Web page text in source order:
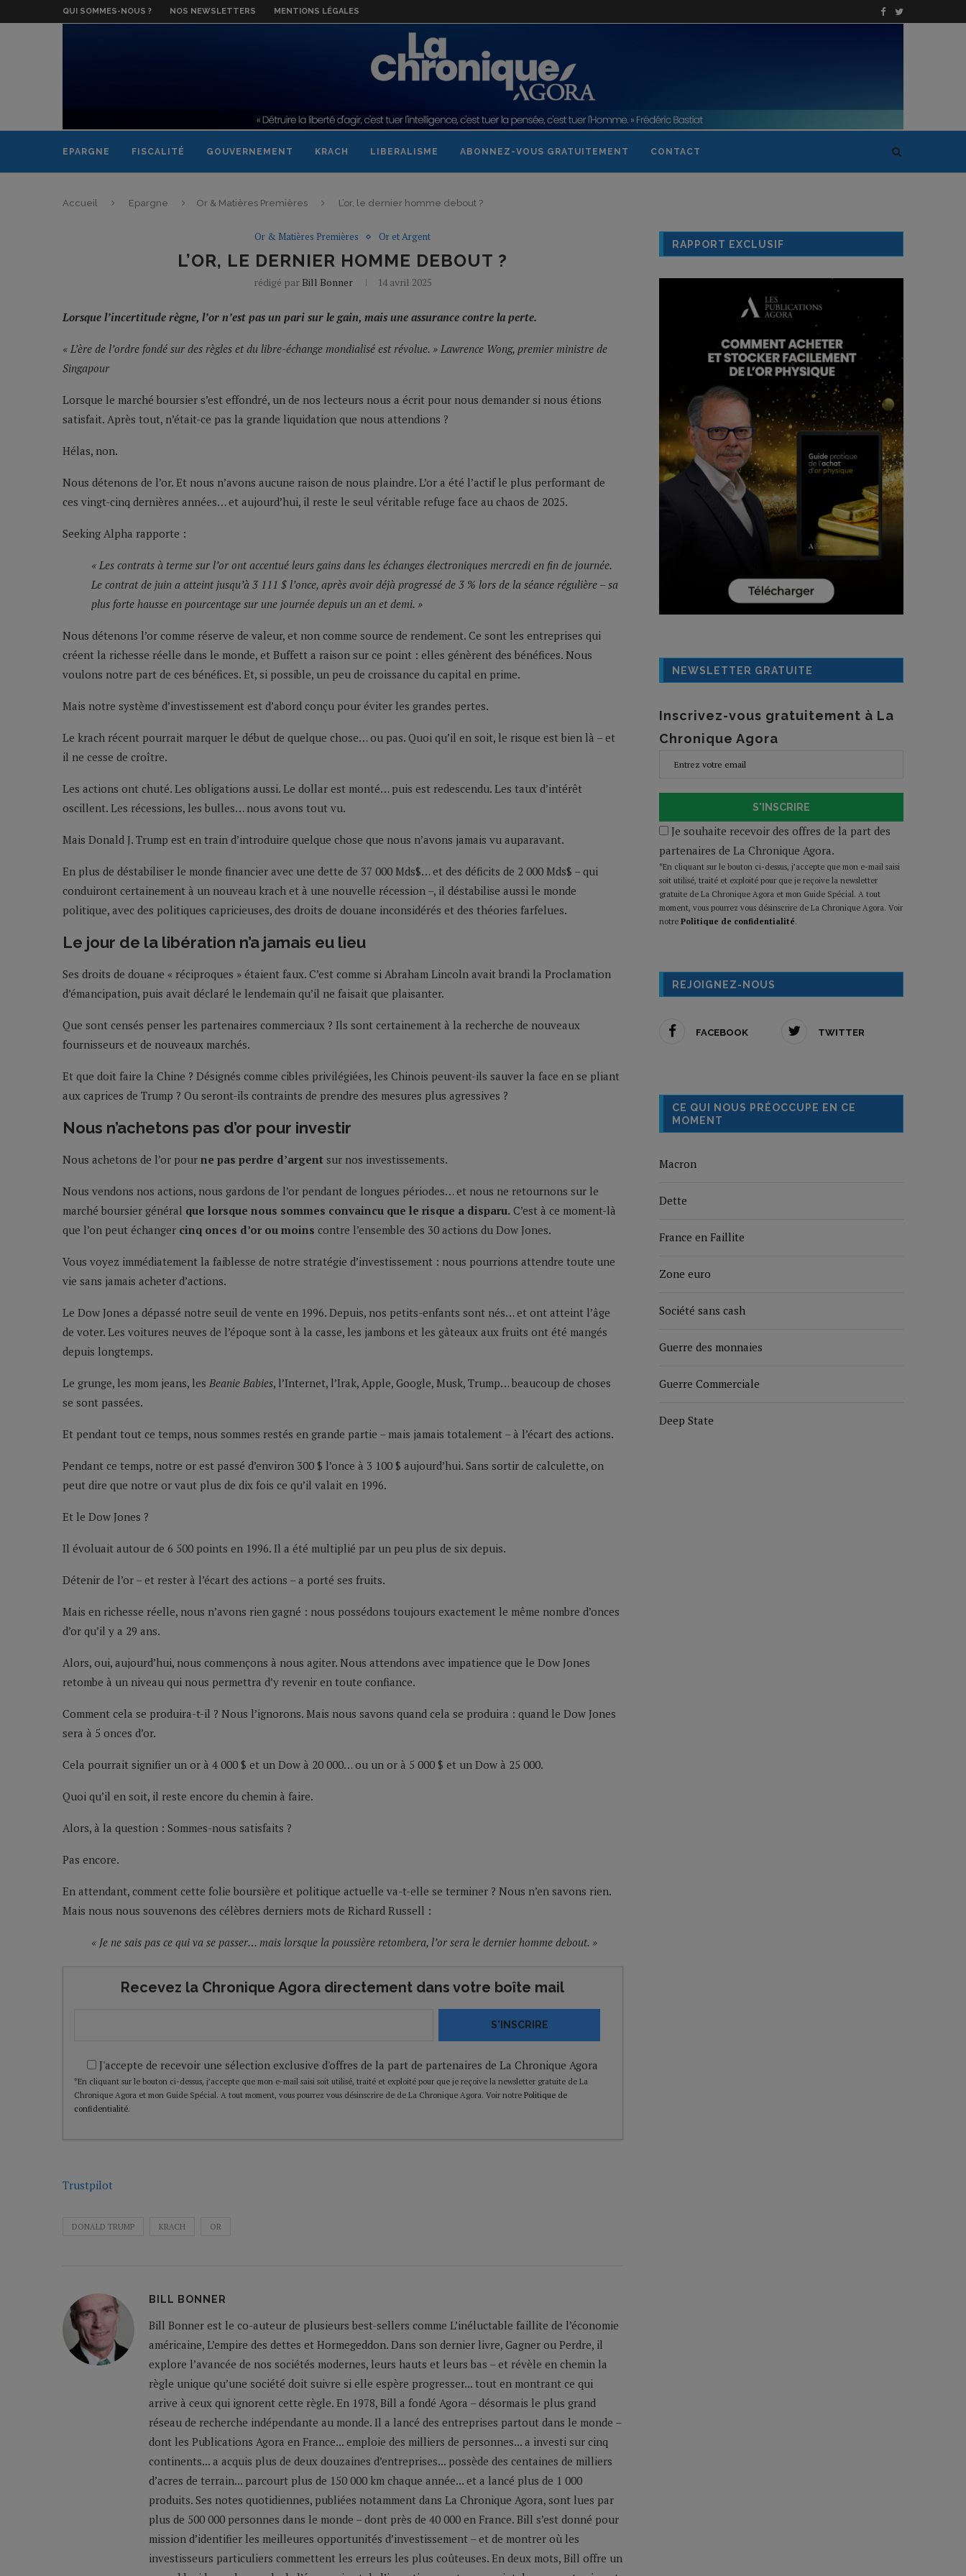
QUI SOMMES-NOUS ? NOS NEWSLETTERS MENTIONS LÉGALES
EPARGNE FISCALITÉ GOUVERNEMENT KRACH LIBERALISME ABONNEZ-VOUS GRATUITEMENT CONTACT
Accueil Epargne Or & Matières Premières L’or, le dernier homme debout ?
Or & Matières Premières Or et Argent
L’OR, LE DERNIER HOMME DEBOUT ?
rédigé par Bill Bonner 14 avril 2025
Lorsque l’incertitude règne, l’or n’est pas un pari sur le gain, mais une assurance contre la perte.
« L’ère de l’ordre fondé sur des règles et du libre-échange mondialisé est révolue. » Lawrence Wong, premier ministre de
Singapour
Lorsque le marché boursier s’est effondré, un de nos lecteurs nous a écrit pour nous demander si nous étions
satisfait. Après tout, n’était-ce pas la grande liquidation que nous attendions ?
Hélas, non.
Nous détenons de l’or. Et nous n’avons aucune raison de nous plaindre. L’or a été l’actif le plus performant de
ces vingt-cinq dernières années… et aujourd’hui, il reste le seul véritable refuge face au chaos de 2025.
Seeking Alpha rapporte :
« Les contrats à terme sur l’or ont accentué leurs gains dans les échanges électroniques mercredi en fin de journée.
Le contrat de juin a atteint jusqu’à 3 111 $ l’once, après avoir déjà progressé de 3 % lors de la séance régulière – sa
plus forte hausse en pourcentage sur une journée depuis un an et demi. »
Nous détenons l’or comme réserve de valeur, et non comme source de rendement. Ce sont les entreprises qui
créent la richesse réelle dans le monde, et Buffett a raison sur ce point : elles génèrent des bénéfices. Nous
voulons notre part de ces bénéfices. Et, si possible, un peu de croissance du capital en prime.
Mais notre système d’investissement est d’abord conçu pour éviter les grandes pertes.
Le krach récent pourrait marquer le début de quelque chose… ou pas. Quoi qu’il en soit, le risque est bien là – et
il ne cesse de croître.
Les actions ont chuté. Les obligations aussi. Le dollar est monté… puis est redescendu. Les taux d’intérêt
oscillent. Les récessions, les bulles… nous avons tout vu.
Mais Donald J. Trump est en train d’introduire quelque chose que nous n’avons jamais vu auparavant.
En plus de déstabiliser le monde financier avec une dette de 37 000 Mds$… et des déficits de 2 000 Mds$ – qui
conduiront certainement à un nouveau krach et à une nouvelle récession –, il déstabilise aussi le monde
politique, avec des politiques capricieuses, des droits de douane inconsidérés et des théories farfelues.
Le jour de la libération n’a jamais eu lieu
Ses droits de douane « réciproques » étaient faux. C’est comme si Abraham Lincoln avait brandi la Proclamation
d’émancipation, puis avait déclaré le lendemain qu’il ne faisait que plaisanter.
Que sont censés penser les partenaires commerciaux ? Ils sont certainement à la recherche de nouveaux
fournisseurs et de nouveaux marchés.
Et que doit faire la Chine ? Désignés comme cibles privilégiées, les Chinois peuvent-ils sauver la face en se pliant
aux caprices de Trump ? Ou seront-ils contraints de prendre des mesures plus agressives ?
Nous n’achetons pas d’or pour investir
Nous achetons de l’or pour ne pas perdre d’argent sur nos investissements.
Nous vendons nos actions, nous gardons de l’or pendant de longues périodes… et nous ne retournons sur le
marché boursier général que lorsque nous sommes convaincu que le risque a disparu. C’est à ce moment-là
que l’on peut échanger cinq onces d’or ou moins contre l’ensemble des 30 actions du Dow Jones.
Vous voyez immédiatement la faiblesse de notre stratégie d’investissement : nous pourrions attendre toute une
vie sans jamais acheter d’actions.
Le Dow Jones a dépassé notre seuil de vente en 1996. Depuis, nos petits-enfants sont nés… et ont atteint l’âge
de voter. Les voitures neuves de l’époque sont à la casse, les jambons et les gâteaux aux fruits ont été mangés
depuis longtemps.
Le grunge, les mom jeans, les Beanie Babies, l’Internet, l’Irak, Apple, Google, Musk, Trump… beaucoup de choses
se sont passées.
Et pendant tout ce temps, nous sommes restés en grande partie – mais jamais totalement – à l’écart des actions.
Pendant ce temps, notre or est passé d’environ 300 $ l’once à 3 100 $ aujourd’hui. Sans sortir de calculette, on
peut dire que notre or vaut plus de dix fois ce qu’il valait en 1996.
Et le Dow Jones ?
Il évoluait autour de 6 500 points en 1996. Il a été multiplié par un peu plus de six depuis.
Détenir de l’or – et rester à l’écart des actions – a porté ses fruits.
Mais en richesse réelle, nous n’avons rien gagné : nous possédons toujours exactement le même nombre d’onces
d’or qu’il y a 29 ans.
Alors, oui, aujourd’hui, nous commençons à nous agiter. Nous attendons avec impatience que le Dow Jones
retombe à un niveau qui nous permettra d’y revenir en toute confiance.
Comment cela se produira-t-il ? Nous l’ignorons. Mais nous savons quand cela se produira : quand le Dow Jones
sera à 5 onces d’or.
Cela pourrait signifier un or à 4 000 $ et un Dow à 20 000… ou un or à 5 000 $ et un Dow à 25 000.
Quoi qu’il en soit, il reste encore du chemin à faire.
Alors, à la question : Sommes-nous satisfaits ?
Pas encore.
En attendant, comment cette folie boursière et politique actuelle va-t-elle se terminer ? Nous n’en savons rien.
Mais nous nous souvenons des célèbres derniers mots de Richard Russell :
« Je ne sais pas ce qui va se passer… mais lorsque la poussière retombera, l’or sera le dernier homme debout. »
Recevez la Chronique Agora directement dans votre boîte mail
S'INSCRIRE
J'accepte de recevoir une sélection exclusive d'offres de la part de partenaires de La Chronique Agora
*En cliquant sur le bouton ci-dessus, j’accepte que mon e-mail saisi soit utilisé, traité et exploité pour que je reçoive la newsletter gratuite de La
Chronique Agora et mon Guide Spécial. A tout moment, vous pourrez vous désinscrire de de La Chronique Agora. Voir notre Politique de
confidentialité.
Trustpilot
DONALD TRUMP KRACH OR
BILL BONNER
Bill Bonner est le co-auteur de plusieurs best-sellers comme L’inéluctable faillite de l’économie
américaine, L’empire des dettes et Hormegeddon. Dans son dernier livre, Gagner ou Perdre, il
explore l’avancée de nos sociétés modernes, leurs hauts et leurs bas – et révèle en chemin la
règle unique qu’une société doit suivre si elle espère progresser... tout en montrant ce qui
arrive à ceux qui ignorent cette règle. En 1978, Bill a fondé Agora – désormais le plus grand
réseau de recherche indépendante au monde. Il a lancé des entreprises partout dans le monde –
dont les Publications Agora en France... emploie des milliers de personnes... a investi sur cinq
continents... a acquis plus de deux douzaines d’entreprises... possède des centaines de milliers
d’acres de terrain... parcourt plus de 150 000 km chaque année... et a lancé plus de 1 000
produits. Ses notes quotidiennes, publiées notamment dans La Chronique Agora, sont lues par
plus de 500 000 personnes dans le monde – dont près de 40 000 en France. Bill s’est donné pour
mission d’identifier les meilleures opportunités d’investissement – et de montrer où les
investisseurs particuliers commettent les erreurs les plus coûteuses. En deux mots, Bill offre un
RAPPORT EXCLUSIF
NEWSLETTER GRATUITE
Inscrivez-vous gratuitement à La
Chronique Agora
S'INSCRIRE
Je souhaite recevoir des offres de la part des
partenaires de La Chronique Agora.
*En cliquant sur le bouton ci-dessus, j’accepte que mon e-mail saisi
soit utilisé, traité et exploité pour que je reçoive la newsletter
gratuite de La Chronique Agora et mon Guide Spécial. A tout
moment, vous pourrez vous désinscrire de La Chronique Agora. Voir
notre Politique de confidentialité.
REJOIGNEZ-NOUS
FACEBOOK TWITTER
CE QUI NOUS PRÉOCCUPE EN CE
MOMENT
Macron
Dette
France en Faillite
Zone euro
Société sans cash
Guerre des monnaies
Guerre Commerciale
Deep State